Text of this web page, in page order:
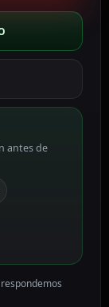
antes de